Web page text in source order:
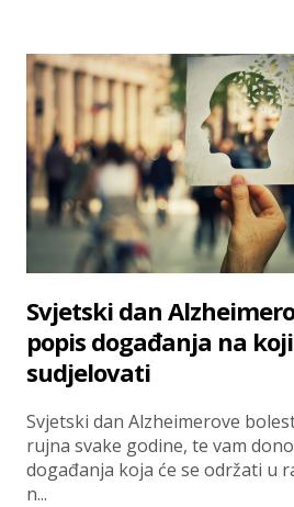
Svjetski dan
popis događanja na
sudjelovati
Svjetski dan Alzheimerove
rujna svake godine, te vam
događanja koja će se održati u
n...